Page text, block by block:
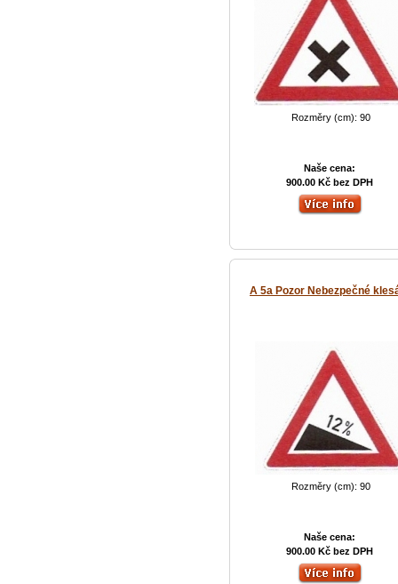
Rozměry (cm): 90
Naše cena:
900.00 Kč bez DPH
A 5a Pozor Nebezpečné
Rozměry (cm): 90
Naše cena:
900.00 Kč bez DPH